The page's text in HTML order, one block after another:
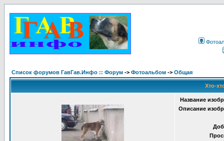
Список форумов ГавГав.Инфо :: Форум -> Фотоальбом -> Общая
Хто-
Название
Описание